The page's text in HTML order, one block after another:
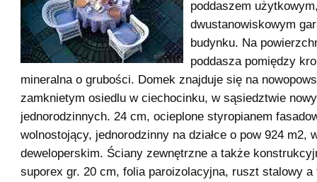
poddaszem
dwustanowiskowym
budynku. Na
poddasza pomiędzy
mineralna o grubości. Domek znajduje się na
zamknietym osiedlu w ciechocinku, w sąsiedztwie
jednorodzinnych. 24 cm, ocieplone styropianem
wolnostojący, jednorodzinny na działce o pow 924 m2,
deweloperskim. Ściany zewnętrzne a także
suporex gr. 20 cm, folia paroizolacyjna, ruszt stalowy a